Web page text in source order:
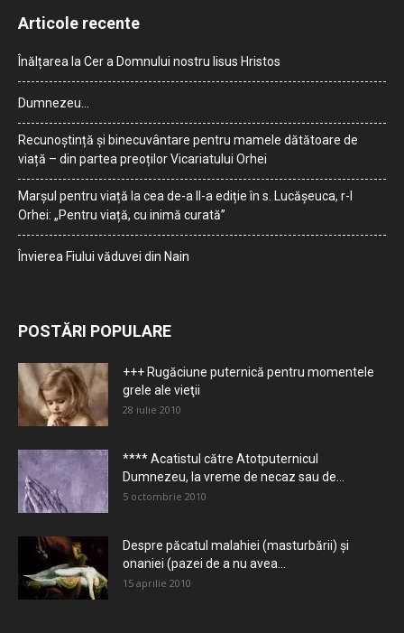
Articole recente
Înălțarea la Cer a Domnului nostru Iisus Hristos
Dumnezeu…
Recunoștință și binecuvântare pentru mamele dătătoare de
viață – din partea preoților Vicariatului Orhei
Marșul pentru viață la cea de-a II-a ediție în s. Lucășeuca, r-l
Orhei: „Pentru viață, cu inimă curată”
Învierea Fiului văduvei din Nain
POSTĂRI POPULARE
+++ Rugăciune puternică pentru momentele
grele ale vieţii
28 iulie 2010
**** Acatistul către Atotputernicul
Dumnezeu, la vreme de necaz sau de...
5 octombrie 2010
Despre păcatul malahiei (masturbării) şi
onaniei (pazei de a nu avea...
15 aprilie 2010